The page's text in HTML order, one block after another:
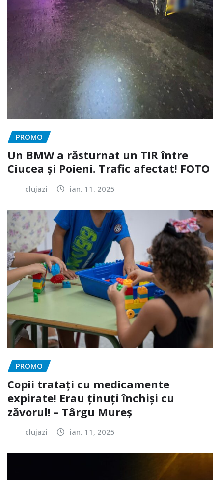
PROMO
Un BMW a răsturnat un TIR între
Ciucea și Poieni. Trafic afectat! FOTO
clujazi ian. 11, 2025
PROMO
Copii tratați cu medicamente
expirate! Erau ținuți închiși cu
zăvorul! – Târgu Mureș
clujazi ian. 11, 2025